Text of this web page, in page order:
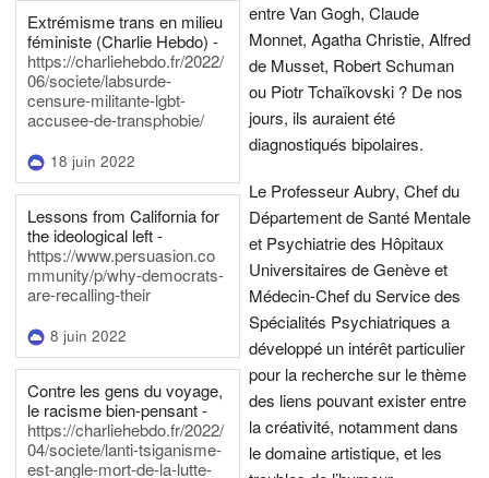
Extrémisme trans en milieu
féministe (Charlie Hebdo) -
https://charliehebdo.fr/2022/
06/societe/labsurde-
censure-militante-lgbt-
accusee-de-transphobie/
18 juin 2022
Lessons from California for
the ideological left -
https://www.persuasion.co
mmunity/p/why-democrats-
are-recalling-their
8 juin 2022
Contre les gens du voyage,
le racisme bien-pensant -
https://charliehebdo.fr/2022/
04/societe/lanti-tsiganisme-
est-angle-mort-de-la-lutte-
entre Van Gogh, Claude
Monnet, Agatha Christie, Alfred
de Musset, Robert Schuman
ou Piotr Tchaïkovski ? De nos
jours, ils auraient été
diagnostiqués bipolaires.
Le Professeur Aubry, Chef du
Département de Santé Mentale
et Psychiatrie des Hôpitaux
Universitaires de Genève et
Médecin-Chef du Service des
Spécialités Psychiatriques a
développé un intérêt particulier
pour la recherche sur le thème
des liens pouvant exister entre
la créativité, notamment dans
le domaine artistique, et les